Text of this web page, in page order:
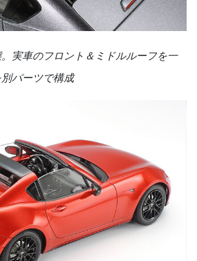
実車のフロント＆ミドルルーフを一
パーツで構成